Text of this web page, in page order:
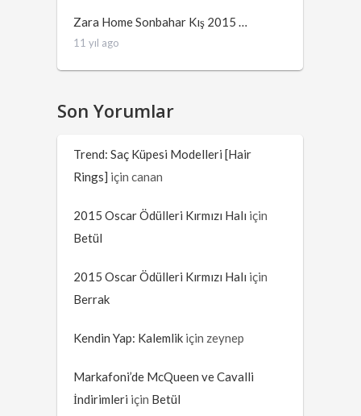
Zara Home Sonbahar Kış 2015 …
11 yıl ago
Son Yorumlar
Trend: Saç Küpesi Modelleri [Hair
Rings] içincanan
2015 Oscar Ödülleri Kırmızı Halı için
Betül
2015 Oscar Ödülleri Kırmızı Halı için
Berrak
Kendin Yap: Kalemlik için zeynep
Markafoni’de McQueen ve Cavalli
İndirimleri için Betül